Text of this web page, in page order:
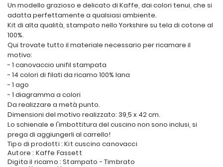
Un modello grazioso e delicato di Kaffe, dai colori tenui, che si
adatta perfettamente a qualsiasi ambiente.
Kit di alta qualità, stampato nello Yorkshire su tela di cotone al
100%.
Qui trovate tutto il materiale necessario per ricamare il
motivo:
- 1 canovaccio unifil stampata
- 14 colori di filati da ricamo 100% lana
- 1 ago
- 1 diagramma a colori
Da realizzare a metà punto.
Dimensioni del motivo realizzato: 39,5 x 42 cm.
Lo schienale e l'imbottitura del cuscino non sono inclusi, si
prega di aggiungerli al carrello!
Tipo di prodotti : Kit cuscino canovacci
Autore : Kaffe Fassett
Digita il ricamo : Stampato - Timbrato